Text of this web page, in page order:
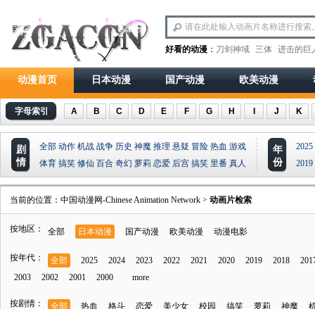
好看的动漫 ： 刀剑神域 三体 进击的巨
动漫首页 日本动漫 国产动漫 欧美动漫
字母索引 A B C D E F G H J K
剧
情
全部 动作 机战 战争 历史 神魔 推理 悬疑 冒险 热血 游戏
体育 搞笑 修仙 百合 奇幻 萝莉 恋爱 后宫 搞笑 里番 真人
年
份
2025
2019
当前的位置： 中国动漫网-Chinese Animation Network > 动画片检索
按地区： 全部 日本动漫 国产动漫 欧美动漫 动漫电影
按年代： 全部 2025 2024 2023 2022 2021 2020 2019 2018
2003
2002 2001 2000 more
按剧情： 全部 热血 格斗 恋爱 美少女 校园 搞笑 萝莉 神魔